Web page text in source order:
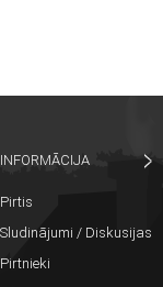
INFORMĀCIJA
Pirtis
Sludinājumi / Diskusijas
Pirtnieki